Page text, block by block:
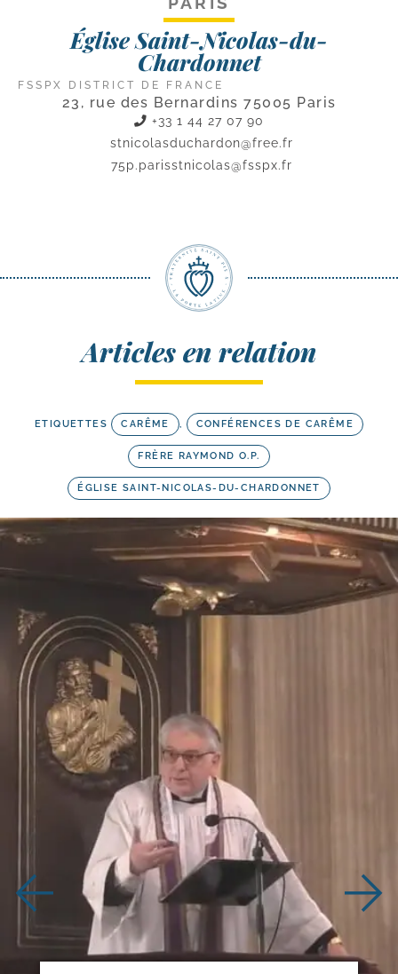
Église Saint-Nicolas-du-
Chardonnet
FSSPX DISTRICT DE FRANCE
23, rue des Bernardins 75005 Paris
+33 1 44 27 07 90
stnicolasduchardon@free.fr
75p.parisstnicolas@fsspx.fr
Articles en relation
ETIQUETTES CARÊME , CONFÉRENCES DE CARÊME
FRÈRE RAYMOND O.P.
ÉGLISE SAINT-NICOLAS-DU-CHARDONNET